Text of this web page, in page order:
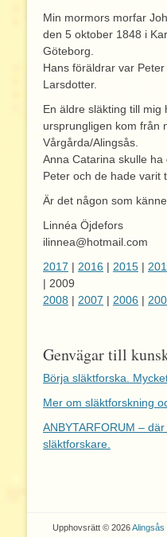
Min mormors morfar
den 5 oktober 1848 i
Göteborg.
Hans föräldrar var
Larsdotter.
En äldre släkting till mig
ursprungligen kom från
Vårgårda/Alingsås.
Anna Catarina skulle
Peter och de hade varit
Är det någon som
Linnéa Öjdefors
ilinnea@hotmail.com
2017 | 2016 | 2015 |
| 2009
2008 | 2007 | 2006 |
Genvägar till
Börja släktforska.
Mer om släktforskning
ANBYTARFORUM –
släktforskare.
Upphovsrätt © 2026Alingsås